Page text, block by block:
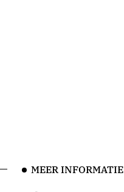
MEER INFORMATIE